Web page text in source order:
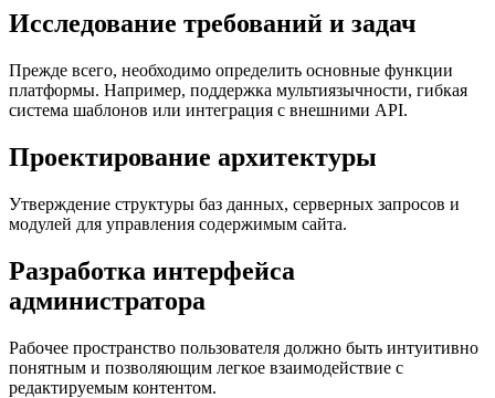
Исследование требований и задач
Прежде всего, необходимо определить основные функции
платформы. Например, поддержка мультиязычности, гибкая
система шаблонов или интеграция с внешними API.
Проектирование архитектуры
Утверждение структуры баз данных, серверных запросов и
модулей для управления содержимым сайта.
Разработка интерфейса
администратора
Рабочее пространство пользователя должно быть интуитивно
понятным и позволяющим легкое взаимодействие с
редактируемым контентом.